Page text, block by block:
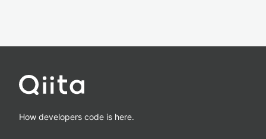
How developers code is here.